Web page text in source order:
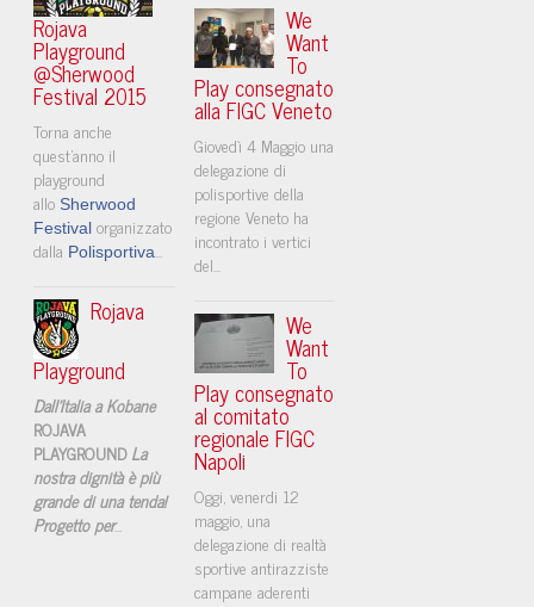
Rojava
Playground
@Sherwood
Festival 2015
Torna anche
quest'anno il
playground
allo Sherwood
Festival organizzato
dalla Polisportiva...
Rojava
Playground
Dall'Italia a Kobane
ROJAVA
PLAYGROUND La
nostra dignità è più
grande di una tenda!
Progetto per...
We
Want
To
Play consegnato
alla FIGC Veneto
Giovedì 4 Maggio una
delegazione di
polisportive della
regione Veneto ha
incontrato i vertici
del...
We
Want
To
Play consegnato
al comitato
regionale FIGC
Napoli
​Oggi, venerdi 12
maggio, una
delegazione di realtà
sportive antirazziste
campane aderenti